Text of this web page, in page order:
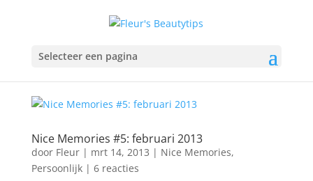
Selecteer een pagina
Nice Memories #5: februari 2013
door Fleur| mrt 14, 2013 | Nice Memories,
Persoonlijk| 6 reacties